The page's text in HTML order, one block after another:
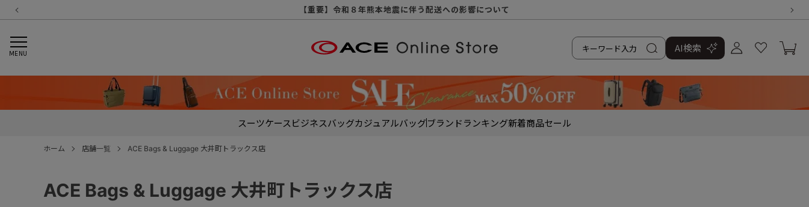
【重要】令和８年熊本地震に伴う配送への影響について
【重要】納品書・領収書ペーパーレス化（電子化）のお知らせ
【重要】天候不良や交通状況・物量増等に伴う配送への影響について
【重要】悪質な詐欺サイトにご注意ください
【重要】各種メールが届かない場合に関しまして
【重要】お問い合わせのご対応に関しまして
【重要】SNSのなりすまし詐欺にご注意ください
MENU AI検索
スーツケースビジネスバッグカジュアルバッグブランドランキング新着商品セール
ホーム 店舗一覧 ACE Bags & Luggage 大井町トラックス店
ACE Bags & Luggage 大井町トラックス店